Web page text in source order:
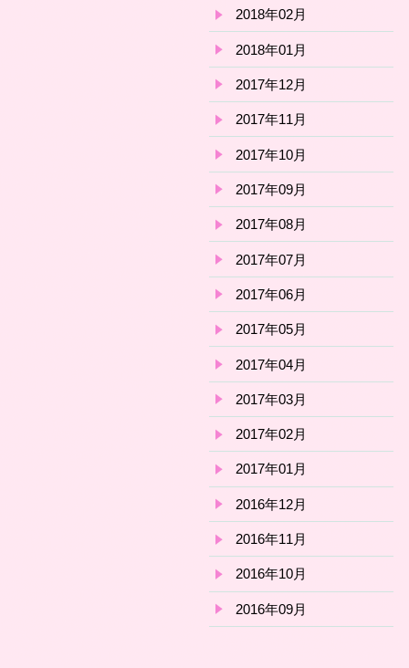
2018年02月
2018年01月
2017年12月
2017年11月
2017年10月
2017年09月
2017年08月
2017年07月
2017年06月
2017年05月
2017年04月
2017年03月
2017年02月
2017年01月
2016年12月
2016年11月
2016年10月
2016年09月